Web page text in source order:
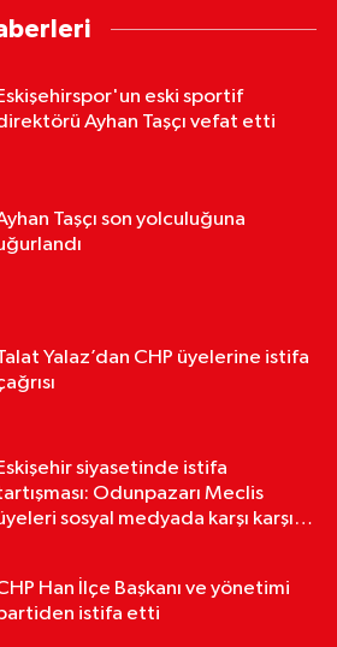
eski sportif
Ayhan Taşçı vefat etti
Taşçı son yolculuğuna
Yalaz’dan CHP üyelerine istifa
siyasetinde istifa
Odunpazarı Meclis
sosyal medyada karşı karşıya
Han İlçe Başkanı ve yönetimi
istifa etti